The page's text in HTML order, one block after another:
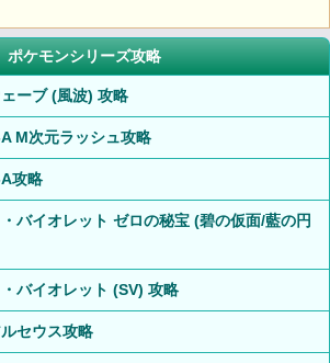
ポケモンシリーズ攻略
ーブ (風波) 攻略
M次元ラッシュ攻略
攻略
バイオレット ゼロの秘宝 (碧の仮面/藍の円
バイオレット (SV) 攻略
セウス攻略